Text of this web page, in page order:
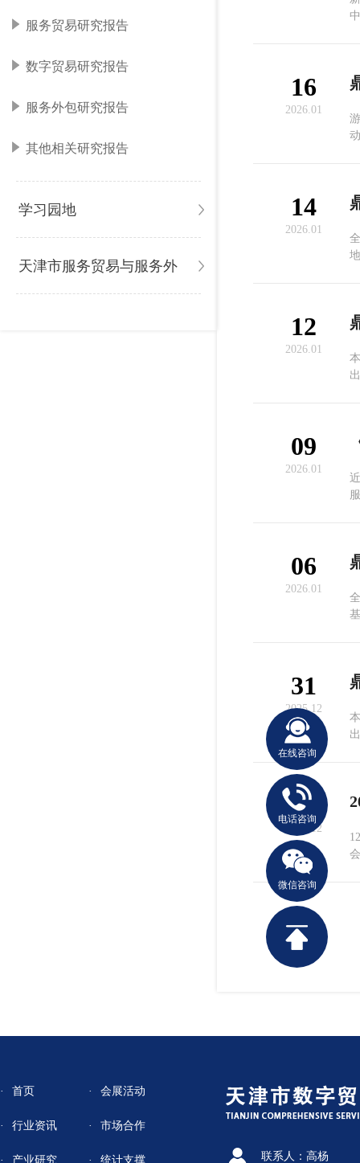
服务贸易研究报告
数字贸易研究报告
服务外包研究报告
其他相关研究报告
学习园地
天津市服务贸易与服务外
16
2026.01
14
2026.01
12
2026.01
09
2026.01
06
2026.01
31
2025.12
15
2025.12
首页
行业资讯
产业研究
会展活动
市场合作
统计支撑 联系人：高杨
在线咨询
电话咨询
微信咨询